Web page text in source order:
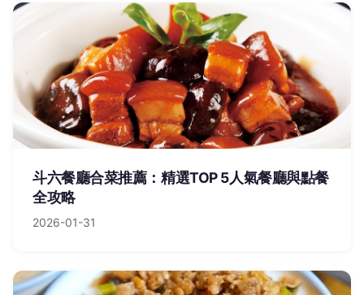
斗六餐廳合菜推薦：精選TOP 5人氣餐廳與點餐
全攻略
2026-01-31